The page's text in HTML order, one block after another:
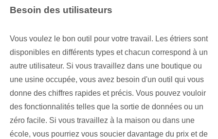
Besoin des utilisateurs
Vous voulez le bon outil pour votre travail. Les étriers sont
disponibles en différents types et chacun correspond à un
autre utilisateur. Si vous travaillez dans une boutique ou
une usine occupée, vous avez besoin d'un outil qui vous
donne des chiffres rapides et précis. Vous pouvez vouloir
des fonctionnalités telles que la sortie de données ou un
zéro facile. Si vous travaillez à la maison ou dans une
école, vous pourriez vous soucier davantage du prix et de